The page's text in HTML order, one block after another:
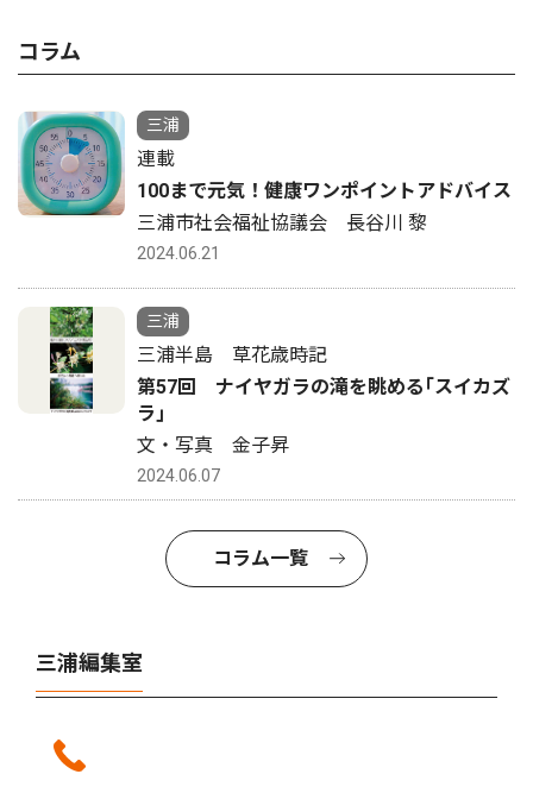
コラム
三浦
連載
100まで元気！健康ワンポイントアドバイス
三浦市社会福祉協議会 長谷川 黎
2024.06.21
三浦
三浦半島 草花歳時記
第57回 ナイヤガラの滝を眺める｢スイカズ
ラ｣
文・写真 金子昇
2024.06.07
コラム一覧
三浦編集室